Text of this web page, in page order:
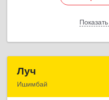
Луч
Ишимбай